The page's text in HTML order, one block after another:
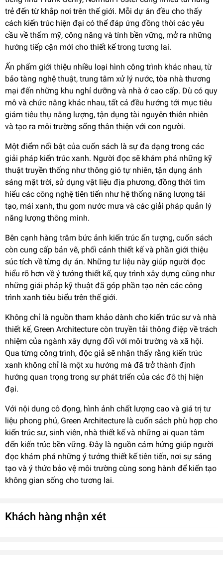
trẻ đến từ khắp nơi trên thế giới. Mỗi dự án đều cho thấy
cách kiến trúc hiện đại có thể đáp ứng đồng thời các yêu
cầu về thẩm mỹ, công năng và tính bền vững, mở ra những
hướng tiếp cận mới cho thiết kế trong tương lai.
Ấn phẩm giới thiệu nhiều loại hình công trình khác nhau, từ
bảo tàng nghệ thuật, trung tâm xử lý nước, tòa nhà thương
mại đến những khu nghỉ dưỡng và nhà ở cao cấp. Dù có quy
mô và chức năng khác nhau, tất cả đều hướng tới mục tiêu
giảm tiêu thụ năng lượng, tận dụng tài nguyên thiên nhiên
và tạo ra môi trường sống thân thiện với con người.
Một điểm nổi bật của cuốn sách là sự đa dạng trong các
giải pháp kiến trúc xanh. Người đọc sẽ khám phá những kỹ
thuật truyền thống như thông gió tự nhiên, tận dụng ánh
sáng mặt trời, sử dụng vật liệu địa phương, đồng thời tìm
hiểu các công nghệ tiên tiến như hệ thống năng lượng tái
tạo, mái xanh, thu gom nước mưa và các giải pháp quản lý
năng lượng thông minh.
Bên cạnh hàng trăm bức ảnh kiến trúc ấn tượng, cuốn sách
còn cung cấp bản vẽ, phối cảnh thiết kế và phần giới thiệu
súc tích về từng dự án. Những tư liệu này giúp người đọc
hiểu rõ hơn về ý tưởng thiết kế, quy trình xây dựng cũng như
những giải pháp kỹ thuật đã góp phần tạo nên các công
trình xanh tiêu biểu trên thế giới.
Không chỉ là nguồn tham khảo dành cho kiến trúc sư và nhà
thiết kế, Green Architecture còn truyền tải thông điệp về trách
nhiệm của ngành xây dựng đối với môi trường và xã hội.
Qua từng công trình, độc giả sẽ nhận thấy rằng kiến trúc
xanh không chỉ là một xu hướng mà đã trở thành định
hướng quan trọng trong sự phát triển của các đô thị hiện
đại.
Với nội dung cô đọng, hình ảnh chất lượng cao và giá trị tư
liệu phong phú, Green Architecture là cuốn sách phù hợp cho
kiến trúc sư, sinh viên, nhà thiết kế và những ai quan tâm
đến kiến trúc bền vững. Đây là nguồn cảm hứng giúp người
đọc khám phá những ý tưởng thiết kế tiên tiến, nơi sự sáng
tạo và ý thức bảo vệ môi trường cùng song hành để kiến tạo
không gian sống cho tương lai.
Khách hàng nhận xét